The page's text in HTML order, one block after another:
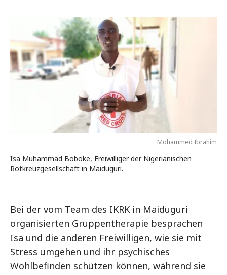
Mohammed Ibrahim
Isa Muhammad Boboke, Freiwilliger der Nigerianischen
Rotkreuzgesellschaft in Maiduguri.
Bei der vom Team des IKRK in Maiduguri
organisierten Gruppentherapie besprachen
Isa und die anderen Freiwilligen, wie sie mit
Stress umgehen und ihr psychisches
Wohlbefinden schützen können, während sie